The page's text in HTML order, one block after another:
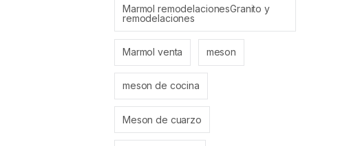
Marmol remodelacionesGranito y
remodelaciones
Marmol venta meson
meson de cocina
Meson de cuarzo